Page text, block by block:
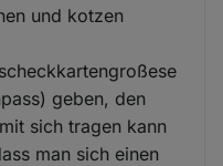
und kotzen
geben, den
sich tragen kann
man sich einen